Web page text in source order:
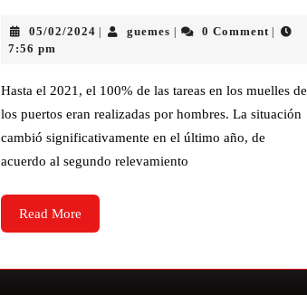
05/02/2024 guemes 0 Comment
7:56 pm
Hasta el 2021, el 100% de las tareas en los muelles de
los puertos eran realizadas por hombres. La situación
cambió significativamente en el último año, de
acuerdo al segundo relevamiento
Read More